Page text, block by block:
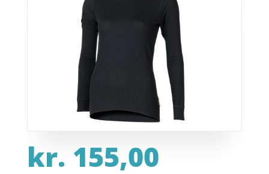
kr. 155,00